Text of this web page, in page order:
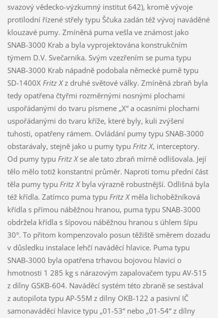
svazový vědecko-výzkumný institut 642), kromě vývoje
protilodní řízené střely typu Ščuka zadán též vývoj naváděné
klouzavé pumy. Zmíněná puma vešla ve známost jako
SNAB-3000 Krab a byla vyprojektována konstrukčním
týmem D.V. Svečarnika. Svým vzezřením se puma typu
SNAB-3000 Krab nápadně podobala německé pumě typu
SD-1400X Fritz Xz druhé světové války. Zmíněná zbraň byla
tedy opatřena čtyřmi rozměrnými nosnými plochami
uspořádanými do tvaru písmene „X“ a ocasními plochami
uspořádanými do tvaru kříže, které byly, kuli zvýšení
tuhosti, opatřeny rámem. Ovládání pumy typu SNAB-3000
obstarávaly, stejně jako u pumy typu Fritz X, interceptory.
Od pumy typu Fritz Xse ale tato zbraň mírně odlišovala. Její
tělo mělo totiž konstantní průměr. Naproti tomu přední část
těla pumy typu Fritz Xbyla výrazně robustnější. Odlišná byla
též křídla. Zatímco puma typu Fritz Xměla lichoběžníková
křídla s přímou náběžnou hranou, puma typu SNAB-3000
obdržela křídla s šípovou náběžnou hranou s úhlem šípu
30°. To přitom kompenzovalo posun těžiště směrem dozadu
v důsledku instalace lehčí naváděcí hlavice. Puma typu
SNAB-3000 byla opatřena trhavou bojovou hlavicí o
hmotnosti 1 285 kg s nárazovým zapalovačem typu AV-515
z dílny GSKB-604. Naváděcí systém této zbraně se sestával
z autopilota typu AP-55M z dílny OKB-122 a pasivní IČ
samonaváděcí hlavice typu „01-53“ nebo „01-54“ z dílny